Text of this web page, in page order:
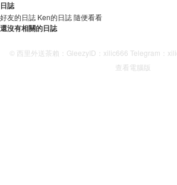
日誌
好友的日誌 Ken的日誌隨便看看
還沒有相關的日誌
© 西里外送茶賴：GleezyID：xilic666 Telegram：
查看電腦版